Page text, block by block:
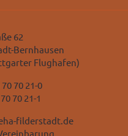
62
Bernhausen
Flughafen)
70 21-0
70 21-1
filderstadt.de